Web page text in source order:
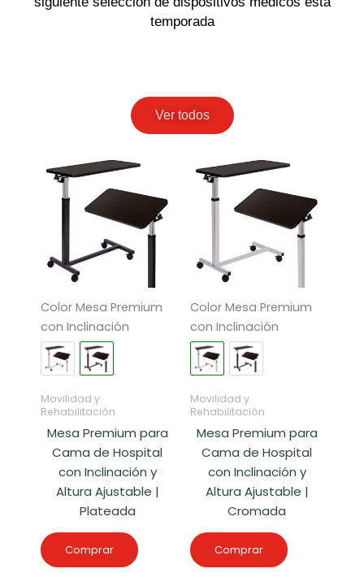
temporada
Ver todos
Color Mesa Premium
con Inclinación
Movilidad y
Rehabilitación
Mesa Premium para
Cama de Hospital
con Inclinación y
Altura Ajustable |
Plateada
Comprar
Color Mesa Premium
con Inclinación
Movilidad y
Rehabilitación
Mesa Premium para
Cama de Hospital
con Inclinación y
Altura Ajustable |
Cromada
Comprar